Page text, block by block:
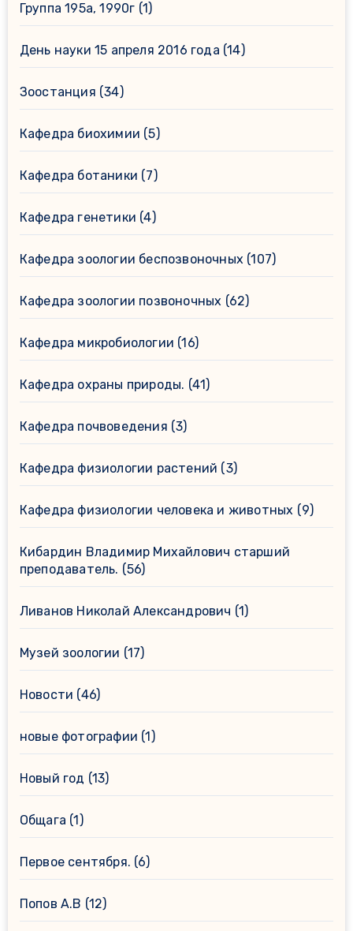
Группа 195а, 1990г (1)
День науки 15 апреля 2016 года (14)
Зоостанция (34)
Кафедра биохимии (5)
Кафедра ботаники (7)
Кафедра генетики (4)
Кафедра зоологии беспозвоночных (107)
Кафедра зоологии позвоночных (62)
Кафедра микробиологии (16)
Кафедра охраны природы. (41)
Кафедра почвоведения (3)
Кафедра физиологии растений (3)
Кафедра физиологии человека и животных (9)
Кибардин Владимир Михайлович старший
преподаватель. (56)
Ливанов Николай Александрович (1)
Музей зоологии (17)
Новости (46)
новые фотографии (1)
Новый год (13)
Общага (1)
Первое сентября. (6)
Попов А.В (12)